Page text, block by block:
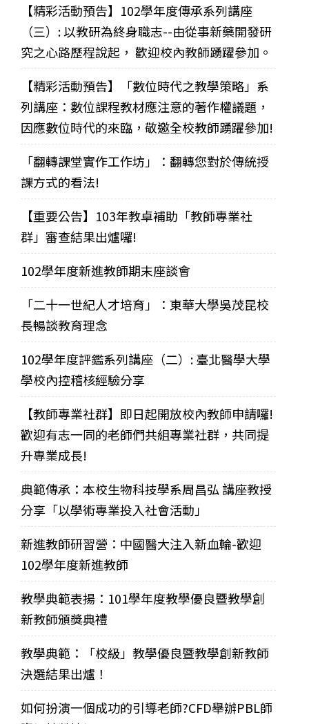
【精彩活動預告】102學年度傳承系列講座
（三）: 以教研為終身職志--由從事新藥開發研
究之心路歷程說起， 歡迎校內教師踴躍參加。
【精彩活動預告】「數位時代之教學策略」系
列講座：數位課程教材應注意的著作權議題，
因應數位時代的來臨，敬邀全校教師踴躍參加!
「翻轉課堂實作工作坊」：翻轉您對於傳統授
課方式的看法!
【重要公告】103年教卓補助「教師專業社
群」審查結果出爐囉!
102學年度新進教師期末座談會
「二十一世紀人才培育」：東華大學吳茂昆校
長暢談教育理念
102學年度評鑑系列講座（二）: 臺北醫學大學
學校內控稽核經驗分享
【教師專業社群】即日起開放校內教師申請囉!
歡迎有志一同的老師們共組專業社群，共同提
升專業成長!
典範傳承：本校生物科技學系周昌弘 講座教授
分享「以學術專業投入社會活動」
新進教師研習營：中國醫大注入新血輪-歡迎
102學年度新進教師
教學典範表揚：101學年度教學優良暨教學創
新教師頒獎典禮
教學典範：「校級」教學優良暨教學創新教師
決選結果出爐！
如何扮演一個成功的引導老師?CFD舉辦PBL師